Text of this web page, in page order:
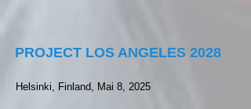
PROJECT LOS ANGELES 2028
Helsinki, Finland, Mai 8, 2025